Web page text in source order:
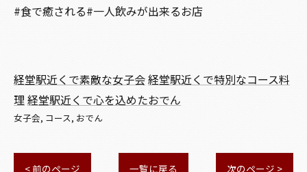
#食で癒される#一人飲みが出来るお店
経堂駅近くで素敵な女子会経堂駅近くで特別なコース料
理経堂駅近くで心を込めたおでん
女子会 コース おでん
< 前のページ 一覧に戻る 次のページ >